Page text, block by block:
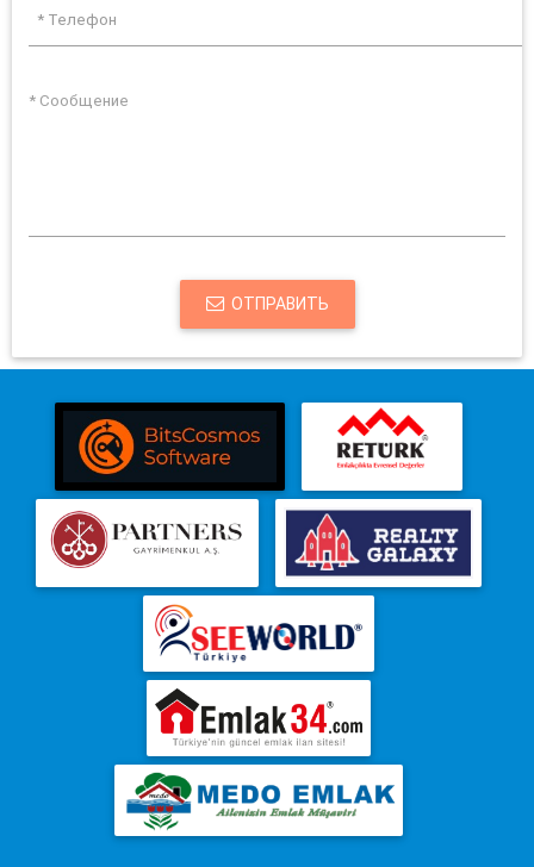
ОТПРАВИТЬ